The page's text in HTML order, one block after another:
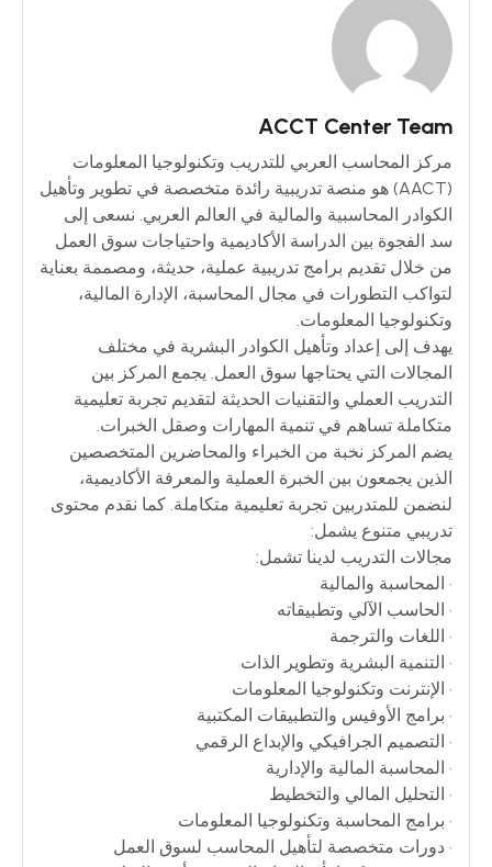
ACCT Center Team
مركز المحاسب العربي للتدريب وتكنولوجيا المعلومات
(AACT) هو منصة تدريبية رائدة متخصصة في تطوير وتأهيل
الكوادر المحاسبية والمالية في العالم العربي. نسعى إلى
سد الفجوة بين الدراسة الأكاديمية واحتياجات سوق العمل
من خلال تقديم برامج تدريبية عملية، حديثة، ومصممة بعناية
لتواكب التطورات في مجال المحاسبة، الإدارة المالية،
وتكنولوجيا المعلومات.
يهدف إلى إعداد وتأهيل الكوادر البشرية في مختلف
المجالات التي يحتاجها سوق العمل. يجمع المركز بين
التدريب العملي والتقنيات الحديثة لتقديم تجربة تعليمية
متكاملة تساهم في تنمية المهارات وصقل الخبرات.
يضم المركز نخبة من الخبراء والمحاضرين المتخصصين
الذين يجمعون بين الخبرة العملية والمعرفة الأكاديمية،
لنضمن للمتدربين تجربة تعليمية متكاملة. كما نقدم محتوى
تدريبي متنوع يشمل:
مجالات التدريب لدينا تشمل:
• المحاسبة والمالية
• الحاسب الآلي وتطبيقاته
• اللغات والترجمة
• التنمية البشرية وتطوير الذات
• الإنترنت وتكنولوجيا المعلومات
• برامج الأوفيس والتطبيقات المكتبية
• التصميم الجرافيكي والإبداع الرقمي
• المحاسبة المالية والإدارية
• التحليل المالي والتخطيط
• برامج المحاسبة وتكنولوجيا المعلومات
• دورات متخصصة لتأهيل المحاسب لسوق العمل